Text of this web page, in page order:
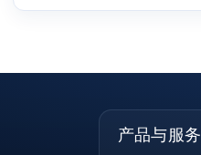
产品与服务